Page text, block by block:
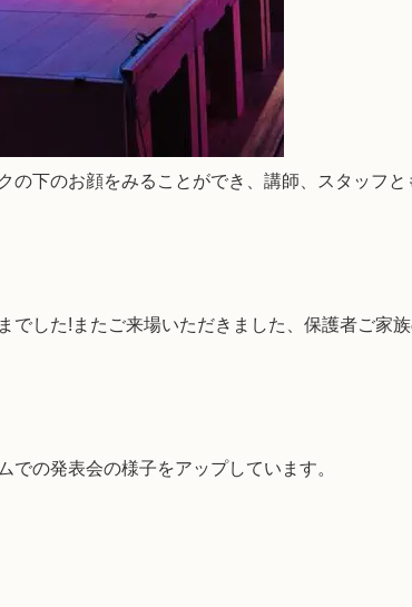
の下のお顔をみることができ、講師、スタッフ
でした!またご来場いただきました、保護者ご家
での発表会の様子をアップしています。